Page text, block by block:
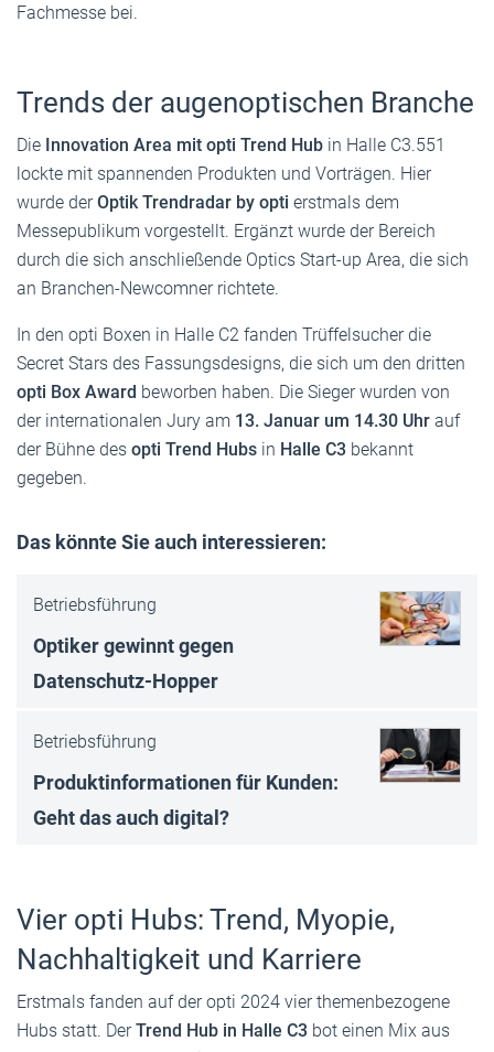
Fachmesse bei.
Trends der augenoptischen Branche
Die Innovation Area mit opti Trend Hub in Halle C3.551
lockte mit spannenden Produkten und Vorträgen. Hier
wurde derOptik Trendradar by opti erstmals dem
Messepublikum vorgestellt. Ergänzt wurde der Bereich
durch die sich anschließende Optics Start-up Area, die sich
an Branchen-Newcomner richtete.
In den opti Boxen in Halle C2 fanden Trüffelsucher die
Secret Stars des Fassungsdesigns, die sich um den dritten
opti Box Award beworben haben. Die Sieger wurden von
der internationalen Jury am 13. Januar um 14.30 Uhr auf
der Bühne des opti Trend Hubs in Halle C3 bekannt
gegeben.
Das könnte Sie auch interessieren:
Betriebsführung
Optiker gewinnt gegen
Datenschutz-Hop­per
Betriebsführung
Produktinformationen für Kunden:
Geht das auch digital?
Vier opti Hubs: Trend, Myopie,
Nachhaltigkeit und Karriere
Erstmals fanden auf der opti 2024 vier themenbezogene
Hubs statt. DerTrend Hub in Halle C3 bot einen Mix aus